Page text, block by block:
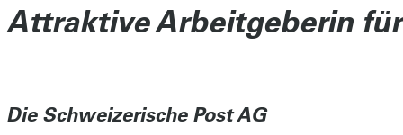
Attraktive Arbeitgeberin
Die Schweizerische Post AG